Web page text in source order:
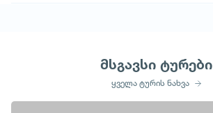
მსგავსი ტურები
ყველა ტურის ნახვა